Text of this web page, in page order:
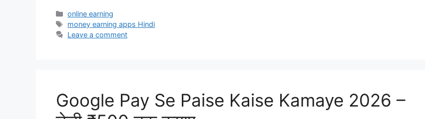
Categories
online earning
Tags
money earning apps Hindi
Leave a comment
Google Pay Se Paise Kaise Kamaye 2026 –